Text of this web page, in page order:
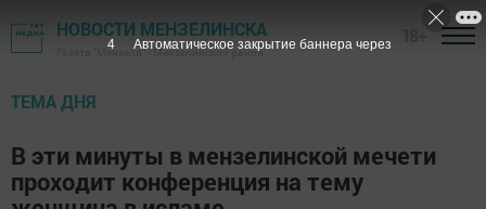
НОВОСТИ МЕНЗЕЛИНСКА
Газета "Мензеля" - Мензелинский район
ТЕМА ДНЯ
В эти минуты в мензелинской мечети
проходит конференция на тему
3 Автоматическое закрытие баннера через